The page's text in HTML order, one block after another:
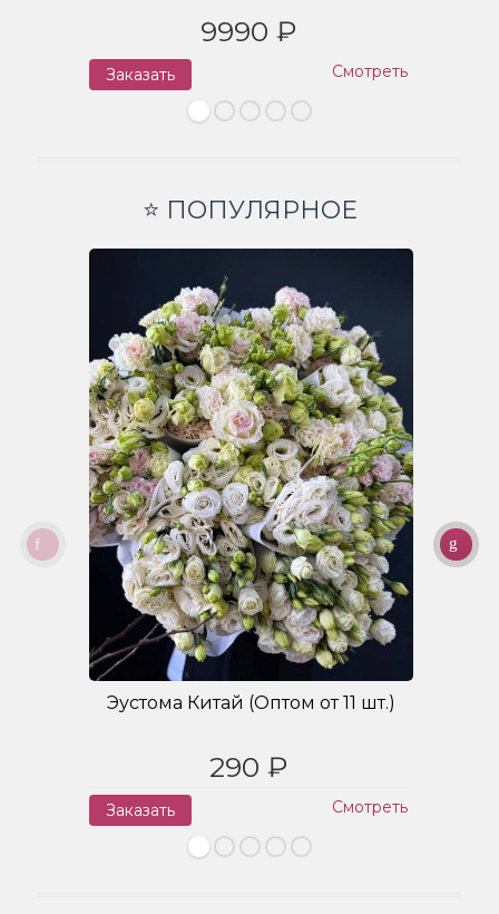
9990 ₽
Заказать Смотреть
⭐ ПОПУЛЯРНОЕ
Эустома Китай (Оптом от 11 шт.)
290 ₽
Заказать Смотреть